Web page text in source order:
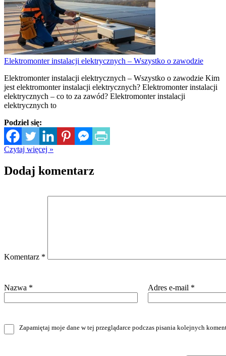
Elektromonter instalacji elektrycznych – Wszystko o zawodzie
Elektromonter instalacji elektrycznych – Wszystko o zawodzie Kim
jest elektromonter instalacji elektrycznych? Elektromonter instalacji
elektrycznych – co to za zawód? Elektromonter instalacji
elektrycznych to
Podziel się:
Czytaj więcej »
Dodaj komentarz
Komentarz *
Nazwa * Adres e-mail *
Zapamiętaj moje dane w tej przeglądarce podczas pisania kolejnych